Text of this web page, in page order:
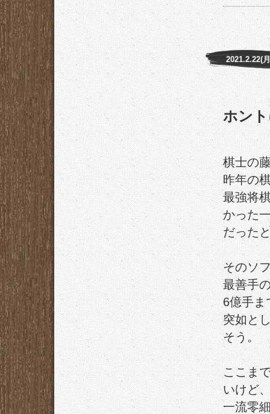
2021.2.22(
ホン
棋士の
昨年の
最強将
かった
だった
そのソ
最善手
6億手ま
突如と
そう。
ここま
いけど
一流零